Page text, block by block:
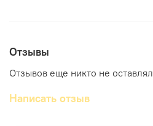
Отзывы
Отзывов еще никто не оставлял
Написать отзыв